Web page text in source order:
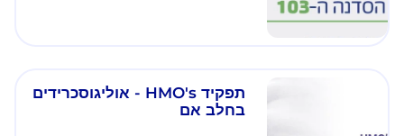
תפקיד HMO's - אוליגוסכרידים
בחלב אם